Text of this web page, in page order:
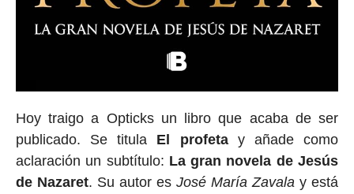
Hoy traigo a Opticks un libro que acaba de ser
publicado. Se titula El profeta y añade como
aclaración un subtítulo: La gran novela de Jesús
de Nazaret. Su autor es José María Zavala y está